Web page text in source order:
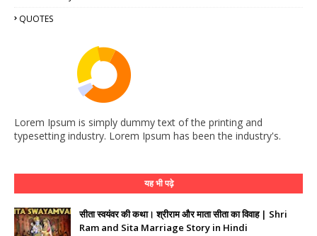
QUOTES
Lorem Ipsum is simply dummy text of the printing and
typesetting industry. Lorem Ipsum has been the industry's.
यह भी पढ़े
सीता स्वयंवर की कथा। श्रीराम और माता सीता का विवाह | Shri
Ram and Sita Marriage Story in Hindi